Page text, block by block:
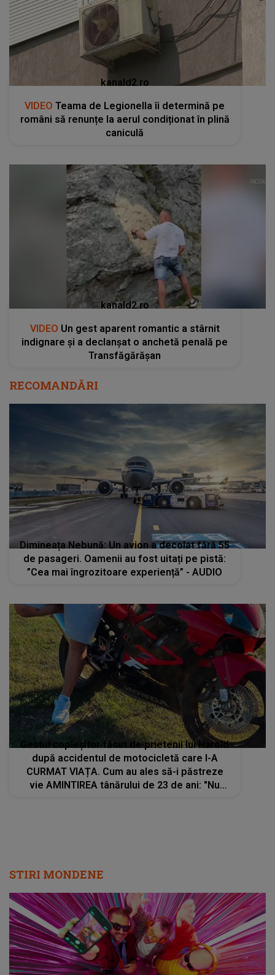
kanald2.ro
VIDEO Teama de Legionella îi determină pe
români să renunțe la aerul condiționat în plină
caniculă
kanald2.ro
VIDEO Un gest aparent romantic a stârnit
indignare și a declanșat o anchetă penală pe
Transfăgărășan
RECOMANDĂRI
Dimineața Nebună: Un avion a decolat fără 55
de pasageri. Oamenii au fost uitați pe pistă:
”Cea mai îngrozitoare experiență” - AUDIO
Gestul copleșitor făcut de prietenii lui Harold
după accidentul de motocicletă care I-A
CURMAT VIAȚA. Cum au ales să-i păstreze
vie AMINTIREA tânărului de 23 de ani: "Nu
STIRI MONDENE